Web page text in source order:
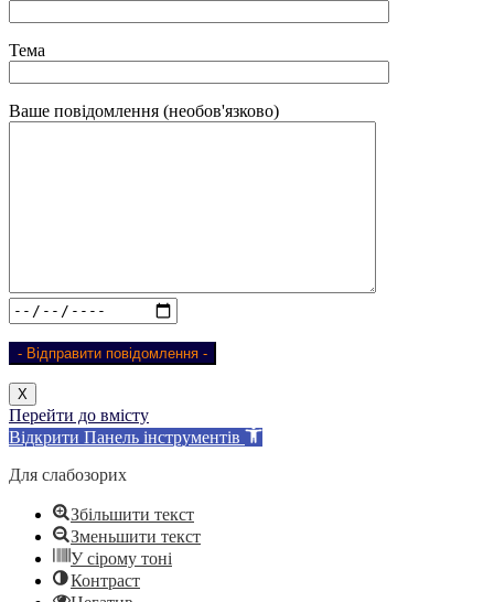
Тема
Ваше повідомлення (необов'язково)
Х
Перейти до вмісту
Відкрити Панель інструментів
Для слабозорих
Збільшити текст
Зменьшити текст
У сірому тоні
Контраст